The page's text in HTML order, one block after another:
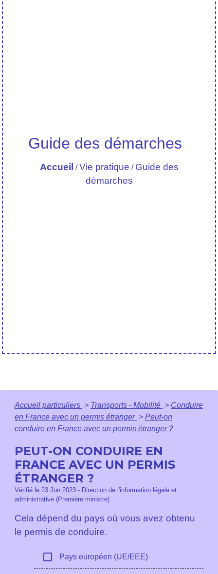
Guide des démarches
Accueil /Vie pratique / Guide des
démarches
Accueil particuliers > Transports - Mobilité > Conduire
en France avec un permis étranger > Peut-on
conduire en France avec un permis étranger ?
PEUT-ON CONDUIRE EN
FRANCE AVEC UN PERMIS
ÉTRANGER ?
Vérifié le 23 Jun 2023 - Direction de l'information légale et
administrative (Première ministre)
Cela dépend du pays où vous avez obtenu
le permis de conduire.
check_box_outline_blank Pays européen (UE/EEE)